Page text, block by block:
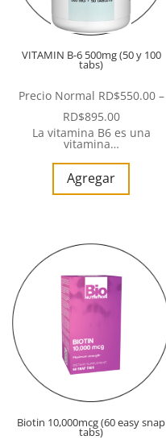
VITAMIN B-6 500mg (50 y 100
tabs)
Precio Normal RD$550.00 –
RD$895.00
La vitamina B6 es una
vitamina…
Agregar
Biotin 10,000mcg (60 easy snap
tabs)